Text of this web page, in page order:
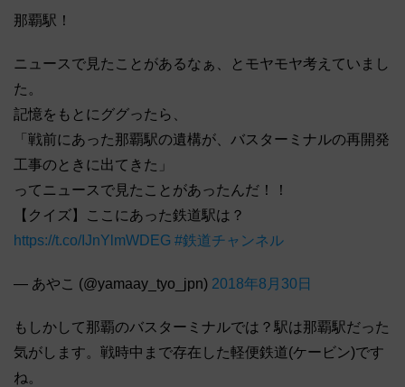
那覇駅！
ニュースで見たことがあるなぁ、とモヤモヤ考えていまし
た。
記憶をもとにググったら、
「戦前にあった那覇駅の遺構が、バスターミナルの再開発
工事のときに出てきた」
ってニュースで見たことがあったんだ！！
【クイズ】ここにあった鉄道駅は？
https://t.co/IJnYlmWDEG #鉄道チャンネル
— あやこ (@yamaay_tyo_jpn) 2018年8月30日
もしかして那覇のバスターミナルでは？駅は那覇駅だった
気がします。戦時中まで存在した軽便鉄道(ケービン)です
ね。